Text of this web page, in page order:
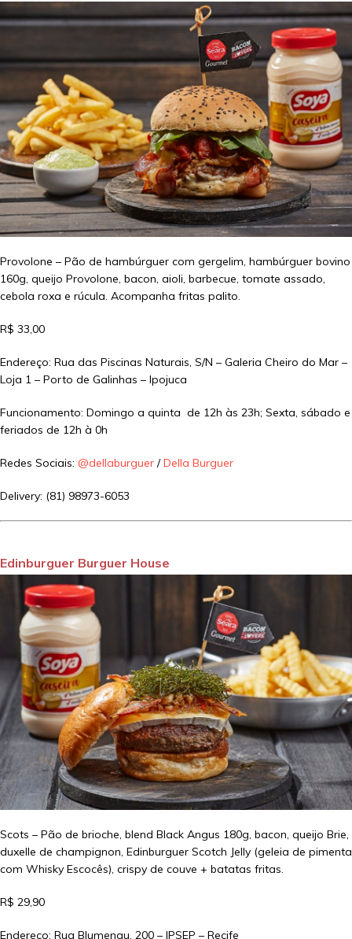
Provolone – Pão de hambúrguer com gergelim, hambúrguer bovino
160g, queijo Provolone, bacon, aioli, barbecue, tomate assado,
cebola roxa e rúcula. Acompanha fritas palito.
R$ 33,00
Endereço: Rua das Piscinas Naturais, S/N – Galeria Cheiro do Mar –
Loja 1 – Porto de Galinhas – Ipojuca
Funcionamento: Domingo a quinta de 12h às 23h; Sexta, sábado e
feriados de 12h à 0h
Redes Sociais: @dellaburguer /Della Burguer
Delivery: (81) 98973-6053
Edinburguer Burguer House
Scots – Pão de brioche, blend Black Angus 180g, bacon, queijo Brie,
duxelle de champignon, Edinburguer Scotch Jelly (geleia de pimenta
com Whisky Escocês), crispy de couve + batatas fritas.
R$ 29,90
Endereço: Rua Blumenau, 200 – IPSEP – Recife